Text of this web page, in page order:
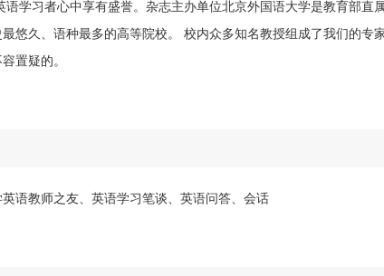
学习者心中享有盛誉。杂志主办单位北京外国语大学是教育部直
悠久、语种最多的高等院校。 校内众多知名教授组成了我们的专
置疑的。
语教师之友、英语学习笔谈、英语问答、会话